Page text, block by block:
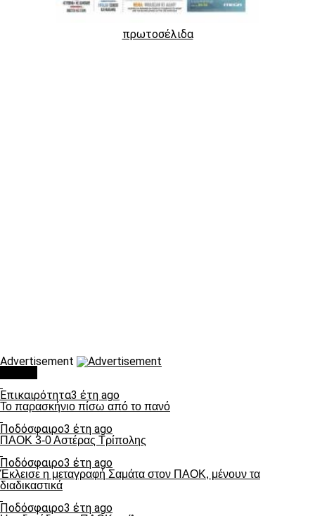
πρωτοσέλιδα
Advertisement
Επικαιρότητα3 έτη ago
Το παρασκήνιο πίσω από το πανό
Ποδόσφαιρο3 έτη ago
ΠΑΟΚ 3-0 Αστέρας Τρίπολης
Ποδόσφαιρο3 έτη ago
Έκλεισε η μεταγραφή Σαμάτα στον ΠΑΟΚ, μένουν τα
διαδικαστικά
Ποδόσφαιρο3 έτη ago